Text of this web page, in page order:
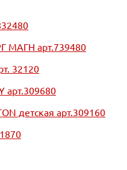
МАГН арт.739480
32120
арт.309680
детская арт.309160